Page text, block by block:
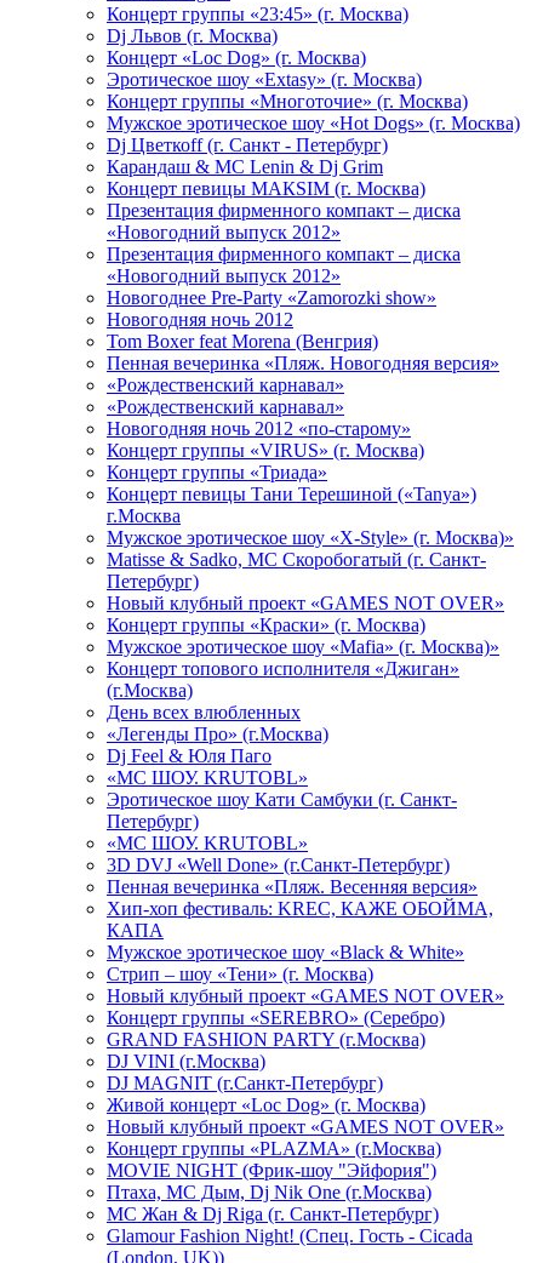
Концерт группы «23:45» (г. Москва)
Dj Львов (г. Москва)
Концерт «Loc Dog» (г. Москва)
Эротическое шоу «Extasy» (г. Москва)
Концерт группы «Многоточие» (г. Москва)
Мужское эротическое шоу «Hot Dogs» (г. Москва)
Dj Цветкоff (г. Санкт - Петербург)
Карандаш & МС Lenin & Dj Grim
Концерт певицы МАКSIМ (г. Москва)
Презентация фирменного компакт – диска
«Новогодний выпуск 2012»
Презентация фирменного компакт – диска
«Новогодний выпуск 2012»
Новогоднее Pre-Party «Zamorozki show»
Новогодняя ночь 2012
Tom Boxer feat Morena (Венгрия)
Пенная вечеринка «Пляж. Новогодняя версия»
«Рождественский карнавал»
«Рождественский карнавал»
Новогодняя ночь 2012 «по-старому»
Концерт группы «VIRUS» (г. Москва)
Концерт группы «Триада»
Концерт певицы Тани Терешиной («Tanya»)
г.Москва
Мужское эротическое шоу «X-Style» (г. Москва)»
Matissе & Sadko, MC Скоробогатый (г. Санкт-
Петербург)
Новый клубный проект «GAMES NOT OVER»
Концерт группы «Краски» (г. Москва)
Мужское эротическое шоу «Mafia» (г. Москва)»
Концерт топового исполнителя «Джиган»
(г.Москва)
День всех влюбленных
«Легенды Про» (г.Москва)
Dj Feel & Юля Паго
«МС ШОУ. KRUTOBL»
Эротическое шоу Кати Самбуки (г. Санкт-
Петербург)
«МС ШОУ. KRUTOBL»
3D DVJ «Well Done» (г.Санкт-Петербург)
Пенная вечеринка «Пляж. Весенняя версия»
Хип-хоп фестиваль: KREC, КАЖЕ ОБОЙМА,
КАПА
Мужское эротическое шоу «Black & White»
Стрип – шоу «Тени» (г. Москва)
Новый клубный проект «GAMES NOT OVER»
Концерт группы «SEREBRO» (Серебро)
GRAND FASHION PARTY (г.Москва)
DJ VINI (г.Москва)
DJ MAGNIT (г.Санкт-Петербург)
Живой концерт «Loc Dog» (г. Москва)
Новый клубный проект «GAMES NOT OVER»
Концерт группы «PLAZMA» (г.Москва)
MOVIE NIGHT (Фрик-шоу "Эйфория")
Птаха, МС Дым, Dj Nik One (г.Москва)
МС Жан & Dj Riga (г. Санкт-Петербург)
Glamour Fashion Night! (Спец. Гость - Cicada
(London, UK))